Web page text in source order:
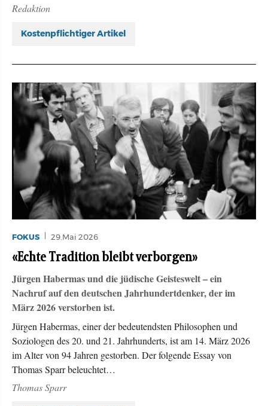
Redaktion
Kostenpflichtiger Artikel
FOKUS 29.Mai 2026
«Echte Tradition bleibt verborgen»
Jürgen Habermas und die jüdische Geisteswelt – ein
Nachruf auf den deutschen Jahrhundertdenker, der im
März 2026 verstorben ist.
Jürgen Habermas, einer der bedeutendsten Philosophen und
Soziologen des 20. und 21. Jahrhunderts, ist am 14. März 2026
im Alter von 94 Jahren gestorben. Der folgende Essay von
Thomas Sparr beleuchtet…
Thomas Sparr